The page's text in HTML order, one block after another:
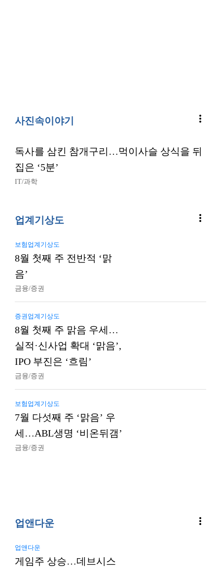
사진속이야기 more_vert
독사를 삼킨 참개구리…먹이사슬 상식을 뒤
집은 ‘5분’
IT/과학
업계기상도 more_vert
보험업계기상도
8월 첫째 주 전반적 ‘맑
음’
금융/증권
증권업계기상도
8월 첫째 주 맑음 우세…
실적·신사업 확대 ‘맑음’,
IPO 부진은 ‘흐림’
금융/증권
보험업계기상도
7월 다섯째 주 ‘맑음’ 우
세…ABL생명 ‘비온뒤갬’
금융/증권
업앤다운 more_vert
업앤다운
게임주 상승…데브시스